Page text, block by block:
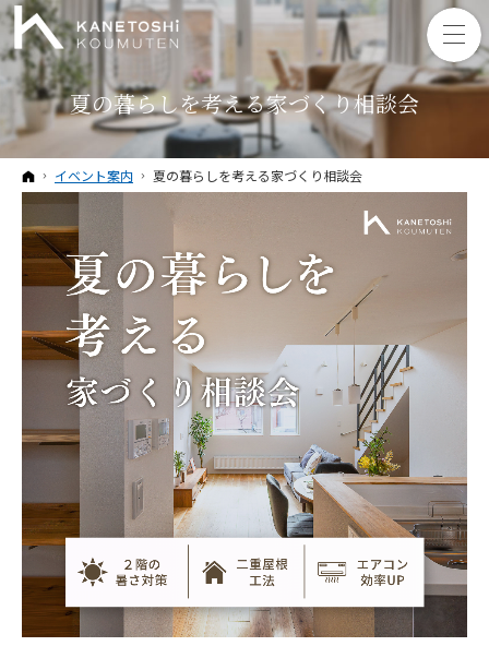
夏の暮らしを考える家づくり相談会
ホーム
イベント案内 夏の暮らしを考える家づくり相談会